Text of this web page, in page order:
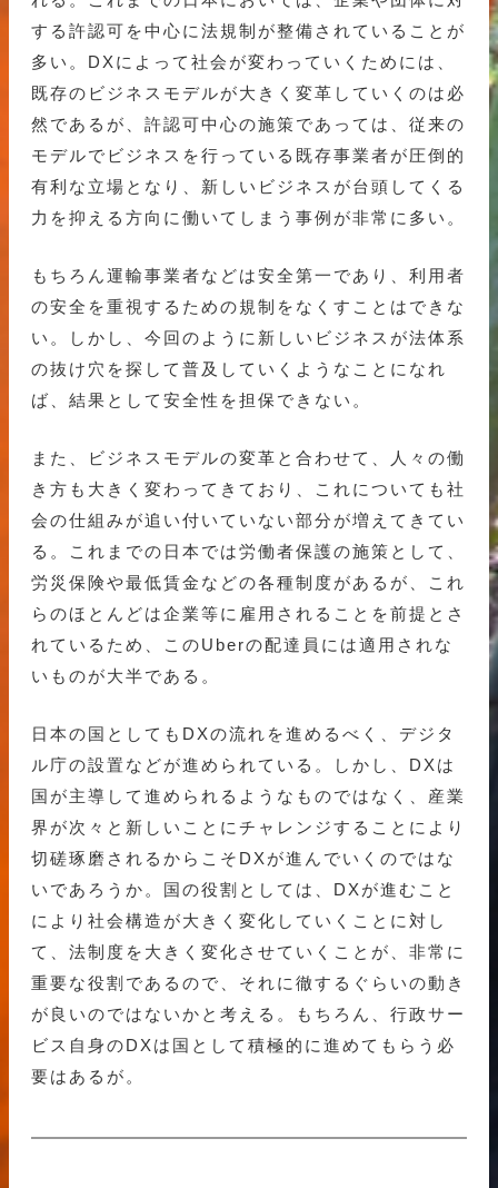
する許認可を中心に法規制が整備されていることが
多い。DXによって社会が変わっていくためには、
既存のビジネスモデルが大きく変革していくのは必
然であるが、許認可中心の施策であっては、従来の
モデルでビジネスを行っている既存事業者が圧倒的
有利な立場となり、新しいビジネスが台頭してくる
力を抑える方向に働いてしまう事例が非常に多い。
もちろん運輸事業者などは安全第一であり、利用者
の安全を重視するための規制をなくすことはできな
い。しかし、今回のように新しいビジネスが法体系
の抜け穴を探して普及していくようなことになれ
ば、結果として安全性を担保できない。
また、ビジネスモデルの変革と合わせて、人々の働
き方も大きく変わってきており、これについても社
会の仕組みが追い付いていない部分が増えてきてい
る。これまでの日本では労働者保護の施策として、
労災保険や最低賃金などの各種制度があるが、これ
らのほとんどは企業等に雇用されることを前提とさ
れているため、このUberの配達員には適用されな
いものが大半である。
日本の国としてもDXの流れを進めるべく、デジタ
ル庁の設置などが進められている。しかし、DXは
国が主導して進められるようなものではなく、産業
界が次々と新しいことにチャレンジすることにより
切磋琢磨されるからこそDXが進んでいくのではな
いであろうか。国の役割としては、DXが進むこと
により社会構造が大きく変化していくことに対し
て、法制度を大きく変化させていくことが、非常に
重要な役割であるので、それに徹するぐらいの動き
が良いのではないかと考える。もちろん、行政サー
ビス自身のDXは国として積極的に進めてもらう必
要はあるが。